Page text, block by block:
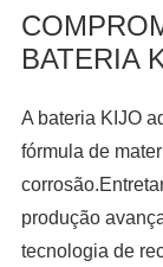
BATERIA
A bateria KIJO
fórmula de
produção
tecnologia de